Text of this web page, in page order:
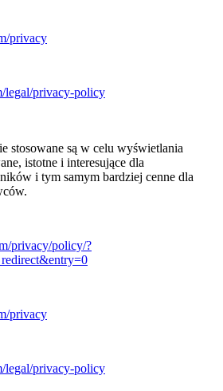
privacy
legal/privacy-policy
stosowane są w celu wyświetlania
istotne i interesujące dla
i tym samym bardziej cenne dla
privacy/policy/?
privacy
legal/privacy-policy